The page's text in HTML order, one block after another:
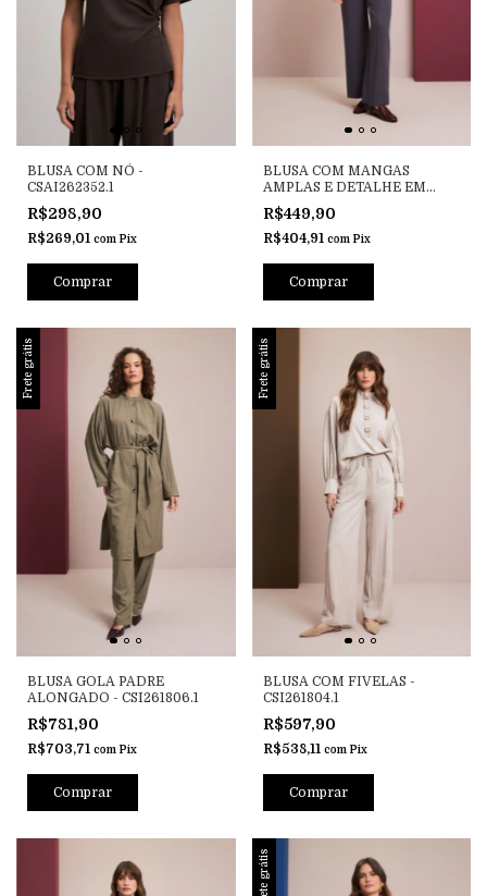
BLUSA COM NÓ -
CSAI262352.1
R$298,90
R$269,01 com Pix
Comprar
BLUSA COM MANGAS
AMPLAS E DETALHE EM
AMARRAÇÃO. - CSI261762
R$449,90
R$404,91 com Pix
Comprar
Frete grátis
BLUSA GOLA PADRE
ALONGADO - CSI261806.1
R$781,90
R$703,71 com Pix
Comprar
Frete grátis
BLUSA COM FIVELAS -
CSI261804.1
R$597,90
R$538,11 com Pix
Comprar
Frete grátis